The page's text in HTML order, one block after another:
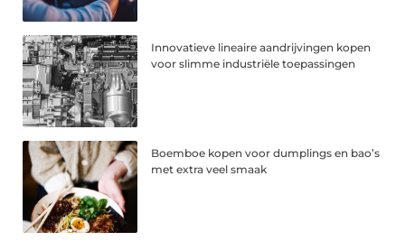
Innovatieve lineaire aandrijvingen kopen
voor slimme industriële toepassingen
Boemboe kopen voor dumplings en bao’s
met extra veel smaak